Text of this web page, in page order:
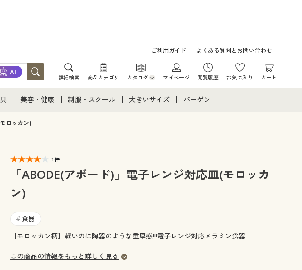
ご利用ガイド よくある質問とお問い合わせ
詳細検索 商品カテゴリ カタログ
カタログ・チラシからのご注文
マイページ 閲覧履歴 お気に入り カート
通販すべて
リック
美容・健康
美容・健康通販すべて
制服・スクール
ジュニア・ティーンズ下着
大きいサイズ
大きいサイズ レディース下着
バーゲン
ロッカン)
1件
「ABODE(アボード)」電子レンジ対応皿(モロッカ
ン)
# 食器
【モロッカン柄】軽いのに陶器のような重厚感!!!電子レンジ対応メラミン食器
この商品の情報をもっと詳しく見る